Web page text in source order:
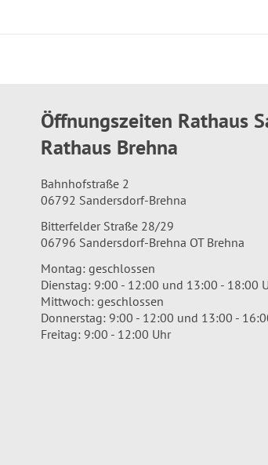
Öffnungszeiten Rathaus
Rathaus Brehna
Bahnhofstraße 2
06792 Sandersdorf-Brehna
Bitterfelder Straße 28/29
06796 Sandersdorf-Brehna OT Brehna
Montag: geschlossen
Dienstag: 9:00 - 12:00 und 13:00 - 18:00
Mittwoch: geschlossen
Donnerstag: 9:00 - 12:00 und 13:00 -
Freitag: 9:00 - 12:00 Uhr